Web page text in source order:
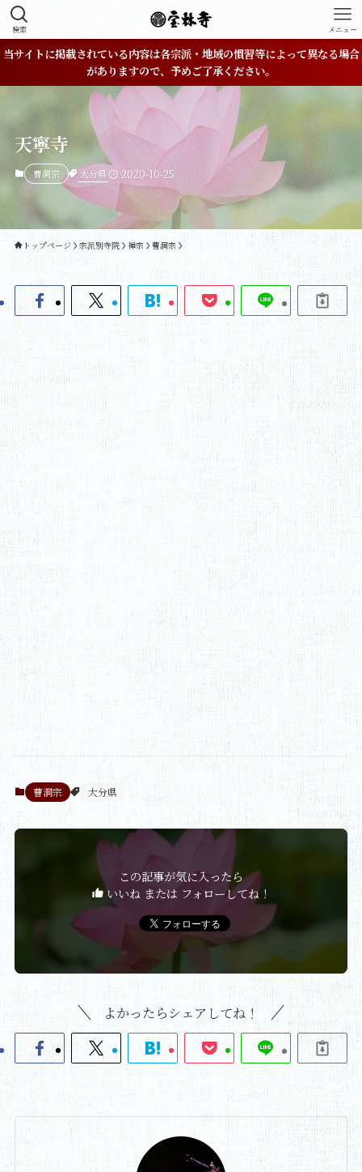
検索 メニュー
当サイトに掲載されている内容は各宗派・地域の慣習等によって異なる場合
がありますので、予めご了承ください。
天寧寺
曹洞宗 大分県 2020-10-25
トップページ 宗派別寺院 禅宗 曹洞宗
曹洞宗 大分県
この記事が気に入ったら
いいね または フォローしてね！
よかったらシェアしてね！